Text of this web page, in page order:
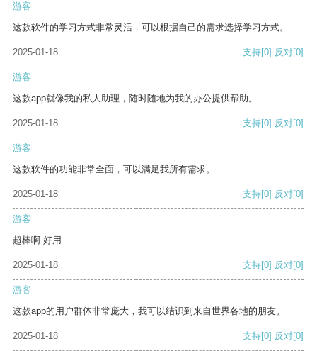
游客
这款软件的学习方式非常灵活，可以根据自己的需求选择学习方式。
2025-01-18 支持[0] 反对[0]
游客
这款app就像我的私人助理，随时随地为我的办公提供帮助。
2025-01-18 支持[0] 反对[0]
游客
这款软件的功能非常全面，可以满足我所有需求。
2025-01-18 支持[0] 反对[0]
游客
超棒啊 好用
2025-01-18 支持[0] 反对[0]
游客
这款app的用户群体非常庞大，我可以结识到来自世界各地的朋友。
2025-01-18 支持[0] 反对[0]